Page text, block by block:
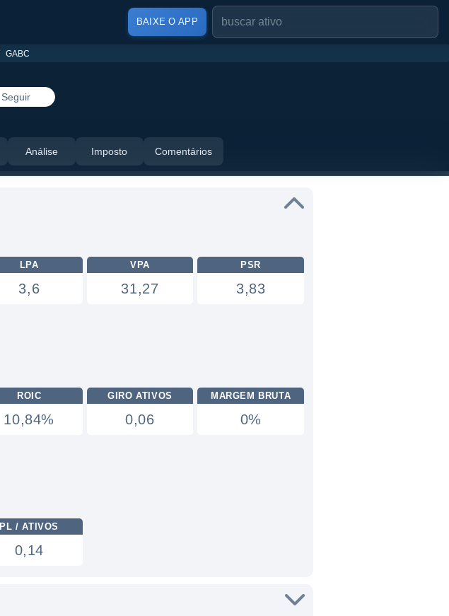
BAIXE O APP
GABC
Seguir
Análise Imposto Comentários
LPA
3,6
VPA
31,27
PSR
3,83
ROIC
10,84%
GIRO ATIVOS
0,06
MARGEM BRUTA
0%
PL / ATIVOS
0,14